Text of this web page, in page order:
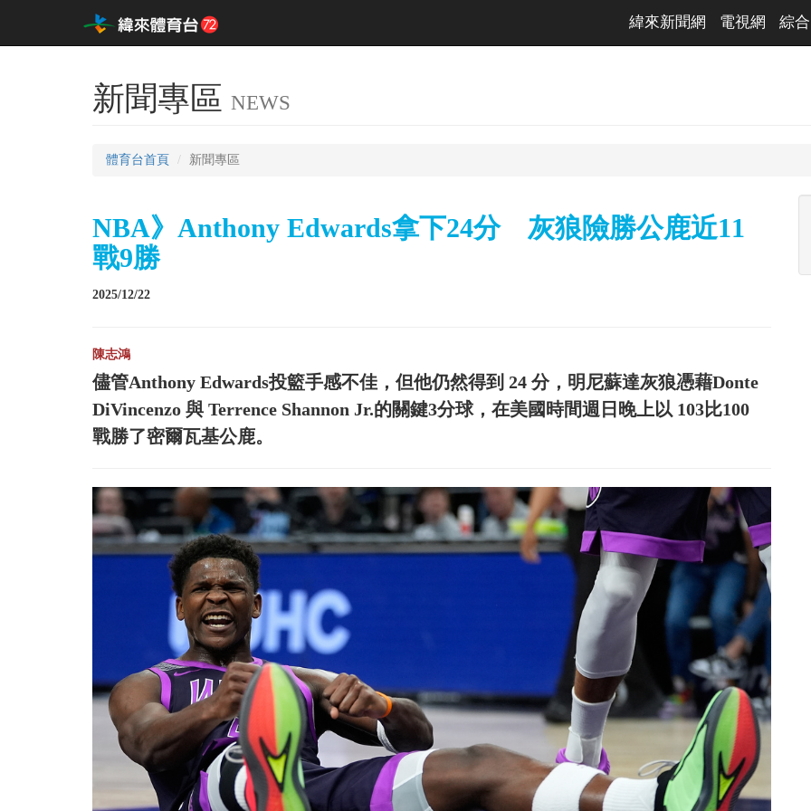
緯來新聞網 電視網 綜
新聞專區 NEWS
體育台首頁 新聞專區
NBA》Anthony Edwards拿下24分 灰狼險勝公鹿近11
戰9勝
2025/12/22
陳志鴻
儘管Anthony Edwards投籃手感不佳，但他仍然得到 24 分，明尼蘇達灰狼憑藉Donte
DiVincenzo 與 Terrence Shannon Jr.的關鍵3分球，在美國時間週日晚上以 103比100
戰勝了密爾瓦基公鹿。